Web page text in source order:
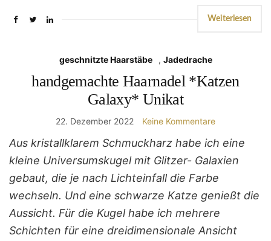
Weiterlesen
geschnitzte Haarstäbe , Jadedrache
handgemachte Haarnadel *Katzen
Galaxy* Unikat
22. Dezember 2022 Keine Kommentare
Aus kristallklarem Schmuckharz habe ich eine
kleine Universumskugel mit Glitzer- Galaxien
gebaut, die je nach Lichteinfall die Farbe
wechseln. Und eine schwarze Katze genießt die
Aussicht. Für die Kugel habe ich mehrere
Schichten für eine dreidimensionale Ansicht